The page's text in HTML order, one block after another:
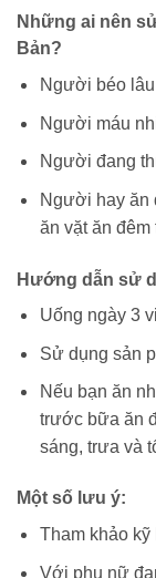
Những ai nên
Bản?
Người béo
Người máu
Người đang
Người hay ăn
ăn vặt ăn
Hướng dẫn sử
Uống ngày 3
Sử dụng sản
Nếu bạn ăn
trước bữa ăn
sáng, trưa và
Một số lưu ý:
Tham khảo
Với phụ nữ